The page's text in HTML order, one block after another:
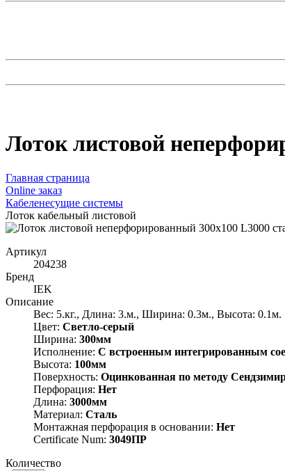
Лоток листовой
Главная страница
Оnline заказ
Кабеленесущие системы
Лоток кабельный листовой
Артикул
204238
Бренд
IEK
Описание
Вес: 5.кг., Длина: 3.м., Ширина: 0.3м., Высота: 0.1м.
Цвет: Светло-серый
Ширина: 300мм
Исполнение: С встроенным интегрированным
Высота: 100мм
Поверхность: Оцинкованная по методу
Перфорация: Нет
Длина: 3000мм
Материал: Сталь
Монтажная перфорация в основании: Нет
Certificate Num: 3049ПР
Количество